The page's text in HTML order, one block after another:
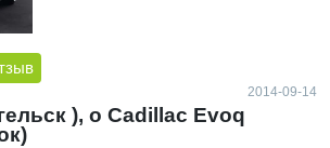
2014-09-14
), о Cadillac Evoq